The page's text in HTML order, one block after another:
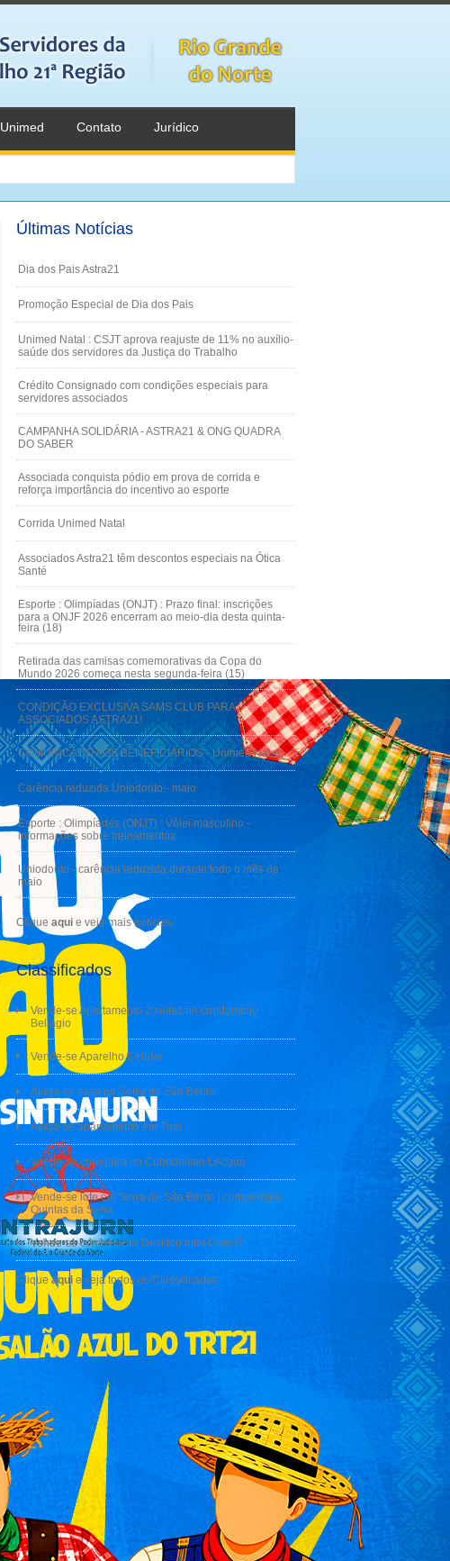
Unimed Contato Jurídico
Últimas Notícias
Dia dos Pais Astra21
Promoção Especial de Dia dos Pais
Unimed Natal : CSJT aprova reajuste de 11% no auxílio-
saúde dos servidores da Justiça do Trabalho
Crédito Consignado com condições especiais para
servidores associados
CAMPANHA SOLIDÁRIA - ASTRA21 & ONG QUADRA
DO SABER
Associada conquista pódio em prova de corrida e
reforça importância do incentivo ao esporte
Corrida Unimed Natal
Associados Astra21 têm descontos especiais na Ótica
Santé
Esporte : Olimpíadas (ONJT) : Prazo final: inscrições
para a ONJF 2026 encerram ao meio-dia desta quinta-
feira (18)
Retirada das camisas comemorativas da Copa do
Mundo 2026 começa nesta segunda-feira (15)
CONDIÇÃO EXCLUSIVA SAMS CLUB PARA
ASSOCIADOS ASTRA21!
COMUNICADO AOS BENEFICIÁRIOS - Unimed Natal
Carência reduzida Uniodonto - maio
Esporte : Olimpíadas (ONJT) : Vôlei masculino -
informações sobre treinamentos
Uniodonto - carência reduzida durante todo o mês de
maio
Clique aqui e veja mais notícias.
Classificados
Vende-se Apartamento 2 suítes no condomínio
Bellagio
Vende-se Aparelho Celular
Aluga-se casa na Serra de São Bento
Aluga-se apartamento em Tirol
Vende-se cobertura no Condomínio LAcqua
Vende-se lote em Serra de São Bento | condomínio
Quintas da Serra
Vende-se computador Desktop Intel Core I7
Cliqueaqui e veja todos os Classificados.